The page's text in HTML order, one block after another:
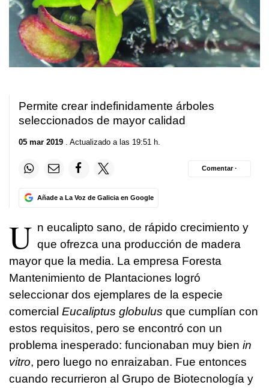
Permite crear indefinidamente árboles
seleccionados de mayor calidad
05 mar 2019 . Actualizado a las 19:51 h.
Añade a La Voz de Galicia en Google
Comentar ·
U n eucalipto sano, de rápido crecimiento y
que ofrezca una producción de madera
mayor que la media. La empresa Foresta
Mantenimiento de Plantaciones logró
seleccionar dos ejemplares de la especie
comercial Eucaliptus globulus que cumplían con
estos requisitos, pero se encontró con un
problema inesperado: funcionaban muy bien in
vitro, pero luego no enraizaban. Fue entonces
cuando recurrieron al Grupo de Biotecnología y